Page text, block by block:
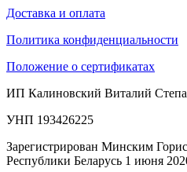
Доставка и оплата
Политика конфиденциальности
Положение о сертификатах
ИП Калиновский Виталий
УНП 193426225
Зарегистрирован Минским
Республики Беларусь 1 июня